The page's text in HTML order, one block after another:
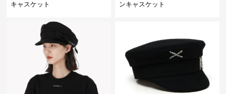
キャスケット
ンキャスケット